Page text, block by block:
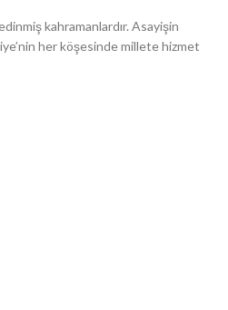
kahramanlardır. Asayişin
her köşesinde millete hizmet